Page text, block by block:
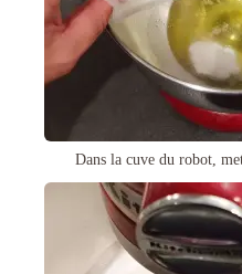
Dans la cuve du robot,